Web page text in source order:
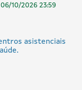
10/2026 23:59
asistenciais